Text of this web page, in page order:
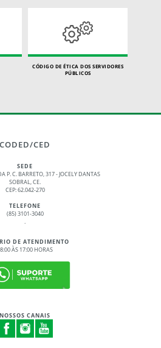
CÓDIGO DE ÉTICA DOS SERVIDORES
PÚBLICOS
CODED/CED
SEDE
P. C. BARRETO, 317 - JOCELY DANTAS
SOBRAL, CE.
CEP: 62.042-270
TELEFONE
(85) 3101-3040
.
DE ATENDIMENTO
ÀS 17:00 HORAS
NOSSOS CANAIS